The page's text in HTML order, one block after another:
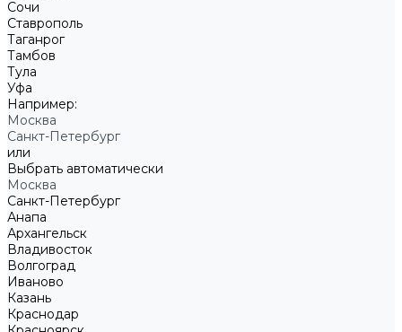
Сочи
Ставрополь
Таганрог
Тамбов
Тула
Уфа
Например:
Москва
Санкт-Петербург
или
Выбрать автоматически
Москва
Санкт-Петербург
Анапа
Архангельск
Владивосток
Волгоград
Иваново
Казань
Краснодар